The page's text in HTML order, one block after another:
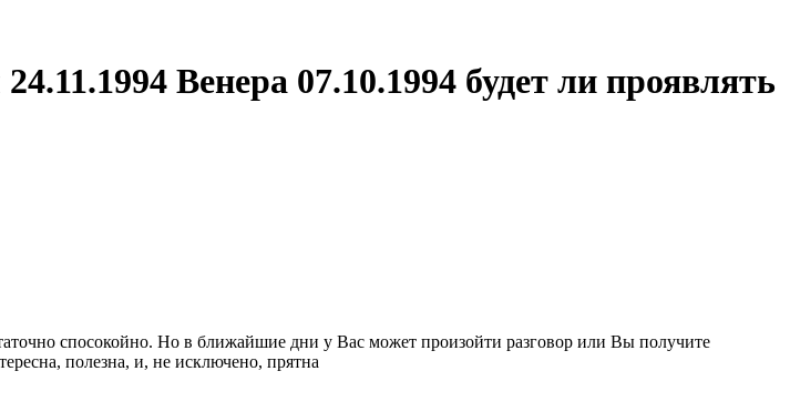
Венера 07.10.1994 будет ли проявлять
спосокойно. Но в ближайшие дни у Вас может произойти разговор или Вы получите
полезна, и, не исключено, прятна